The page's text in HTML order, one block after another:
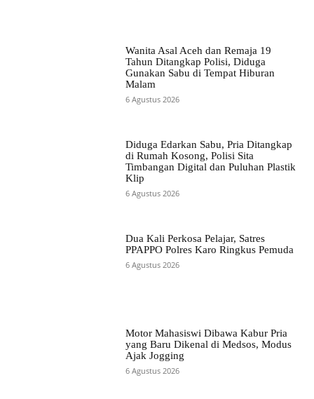
Wanita Asal Aceh dan Remaja 19
Tahun Ditangkap Polisi, Diduga
Gunakan Sabu di Tempat Hiburan
Malam
6 Agustus 2026
Diduga Edarkan Sabu, Pria Ditangkap
di Rumah Kosong, Polisi Sita
Timbangan Digital dan Puluhan Plastik
Klip
6 Agustus 2026
Dua Kali Perkosa Pelajar, Satres
PPAPPO Polres Karo Ringkus Pemuda
6 Agustus 2026
Motor Mahasiswi Dibawa Kabur Pria
yang Baru Dikenal di Medsos, Modus
Ajak Jogging
6 Agustus 2026